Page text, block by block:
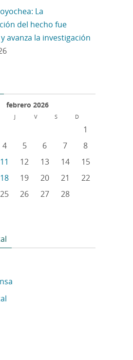
La
del hecho fue
avanza la investigación
febrero 2026
J V S D
1
4 5 6 7
8
11 12 13 14
15
18 19 20 21
22
25 26 27
28